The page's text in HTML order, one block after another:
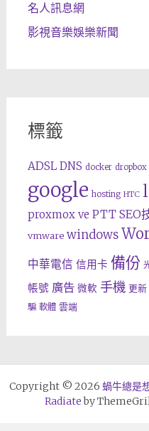
名人訊息網
影視音樂娛樂新聞
標籤
ADSL DNS docker dropbox
google hosting HTC
proxmox ve PTT SEO
vmware windows
中華電信 信用卡 備份
帳號 廣告 微軟 手機 更新
騙 軟體 雲端
Copyright © 2026 蝸牛總是
Radiateby